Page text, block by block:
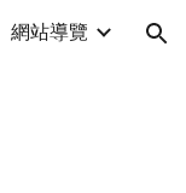
網站導覽